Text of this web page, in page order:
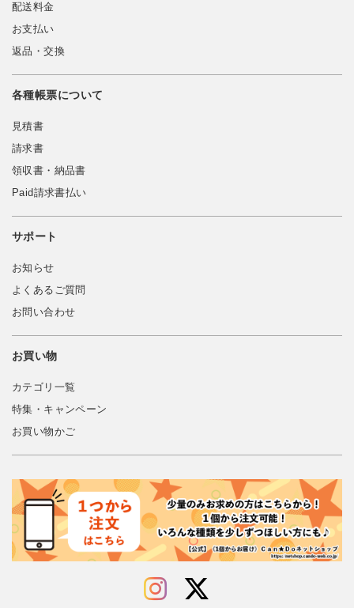
配送料金
お支払い
返品・交換
各種帳票について
見積書
請求書
領収書・納品書
Paid請求書払い
サポート
お知らせ
よくあるご質問
お問い合わせ
お買い物
カテゴリ一覧
特集・キャンペーン
お買い物かご